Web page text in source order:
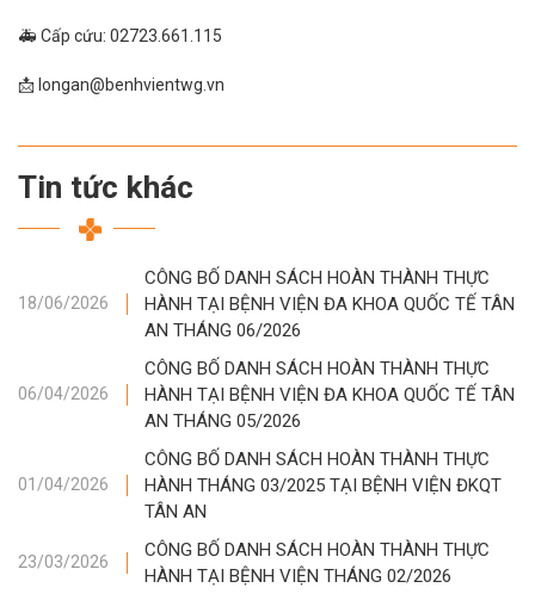
🚑 Cấp cứu: 02723.661.115
📩 longan@benhvientwg.vn
Tin tức khác
18/06/2026
CÔNG BỐ DANH SÁCH HOÀN THÀNH THỰC
HÀNH TẠI BỆNH VIỆN ĐA KHOA QUỐC TẾ TÂN
AN THÁNG 06/2026
06/04/2026
CÔNG BỐ DANH SÁCH HOÀN THÀNH THỰC
HÀNH TẠI BỆNH VIỆN ĐA KHOA QUỐC TẾ TÂN
AN THÁNG 05/2026
01/04/2026
CÔNG BỐ DANH SÁCH HOÀN THÀNH THỰC
HÀNH THÁNG 03/2025 TẠI BỆNH VIỆN ĐKQT
TÂN AN
23/03/2026
CÔNG BỐ DANH SÁCH HOÀN THÀNH THỰC
HÀNH TẠI BỆNH VIỆN THÁNG 02/2026